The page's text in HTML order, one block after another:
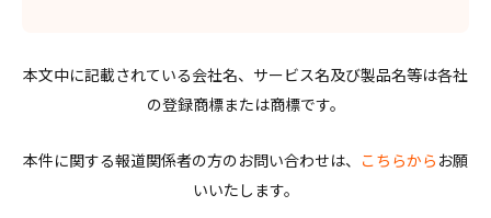
本文中に記載されている会社名、サービス名及び製品名等は各社
の登録商標または商標です。
本件に関する報道関係者の方のお問い合わせは、 こちらから お願
いいたします。